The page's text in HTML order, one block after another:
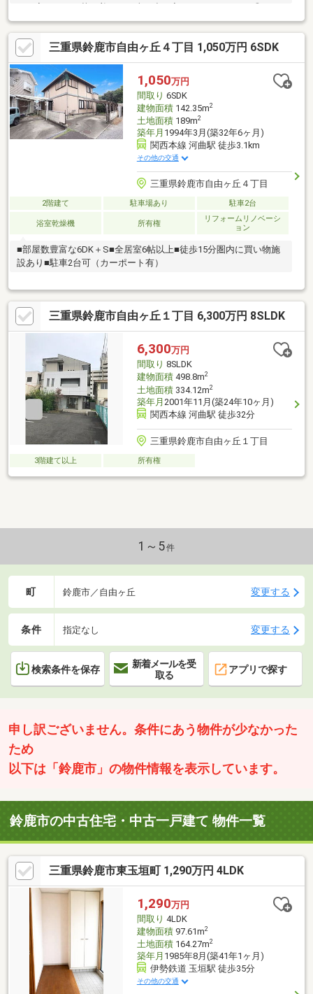
ォーム相談承ります！お気軽にお問い合わせください。◇周辺環
境◇徒歩15分圏内に買い物施設あり！毎日の生活も快適です！・
オークワまで徒歩14分(約1100m)・セブンイレブンまで徒歩10分
(約750m)・スギ薬局まで徒歩48分(約3800m)・郵便局まで徒歩5分
(約350m)・三十三銀行まで徒歩4分(約270m)
三重県鈴鹿市自由ヶ丘４丁目 1,050万円 6SDK
1,050万円
間取り 6SDK
建物面積142.35m2
土地面積189m2
築年月 1994年3月(築32年6ヶ月)
関西本線 河曲駅 徒歩3.1km
その他の交通
三重県鈴鹿市自由ヶ丘４丁目
2階建て 駐車場あり 駐車2台
浴室乾燥機 所有権
リフォームリノベーシ
ョン
■部屋数豊富な6DK＋S■全居室6帖以上■徒歩15分圏内に買い物施
設あり■駐車2台可（カーポート有）
三重県鈴鹿市自由ヶ丘１丁目 6,300万円 8SLDK
6,300万円
間取り 8SLDK
建物面積498.8m2
土地面積334.12m2
築年月 2001年11月(築24年10ヶ月)
関西本線 河曲駅 徒歩32分
三重県鈴鹿市自由ヶ丘１丁目
3階建て以上 所有権
1～5件
町 鈴鹿市／自由ヶ丘 変更する
条件 指定なし 変更する
検索条件を保存
新着メールを受
取る
アプリで探す
申し訳ございません。条件にあう物件が少なかった
ため
以下は「鈴鹿市」の物件情報を表示しています。
鈴鹿市の中古住宅・中古一戸建て 物件一覧
三重県鈴鹿市東玉垣町 1,290万円 4LDK
1,290万円
間取り 4LDK
建物面積97.61m2
土地面積164.27m2
築年月 1985年8月(築41年1ヶ月)
伊勢鉄道 玉垣駅 徒歩35分
その他の交通